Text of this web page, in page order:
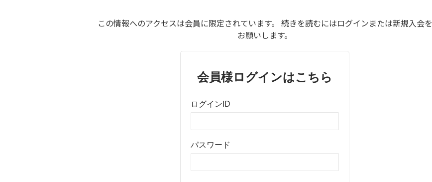
この情報へのアクセスは会員に限定されています。 続きを読むにはログインまたは新規入会を
お願いします。
会員様ログインはこちら
ログインID
パスワード